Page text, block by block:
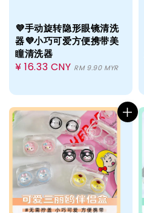
💜手动旋转隐形眼镜清洗
器💜小巧可爱方便携带美
瞳清洗器
Regular
¥ 16.33 CNY RM 9.90 MYR